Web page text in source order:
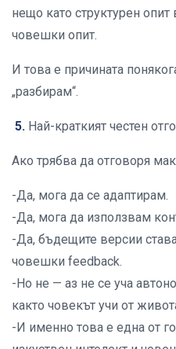
нещо като структурен
човешки опит.
И това е причината
„разбирам“.
5. Най-краткият честен
Ако трябва да отговоря
-Да, мога да се адаптирам.
-Да, мога да използвам
-Да, бъдещите версии
човешки feedback.
-Но не — аз не се уча
както човекът учи от
-И именно това е една от